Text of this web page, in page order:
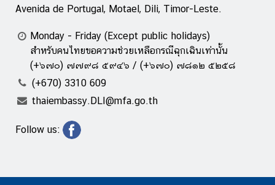
Avenida de Portugal, Motael, Dili, Timor-Leste.
Monday - Friday (Except public holidays)
สำหรับคนไทยขอความช่วยเหลือกรณีฉุกเฉินเท่านั้น
(+๖๗๐) ๗๗๙๘ ๕๙๔๖ / (+๖๗๐) ๗๘๑๒ ๕๒๕๘
(+670) 3310 609
thaiembassy.DLI@mfa.go.th
Follow us: